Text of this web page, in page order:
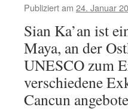
Publiziert am 24. Januar
Sian Ka’an ist
Maya, an der
UNESCO zum
verschiedene
Cancun